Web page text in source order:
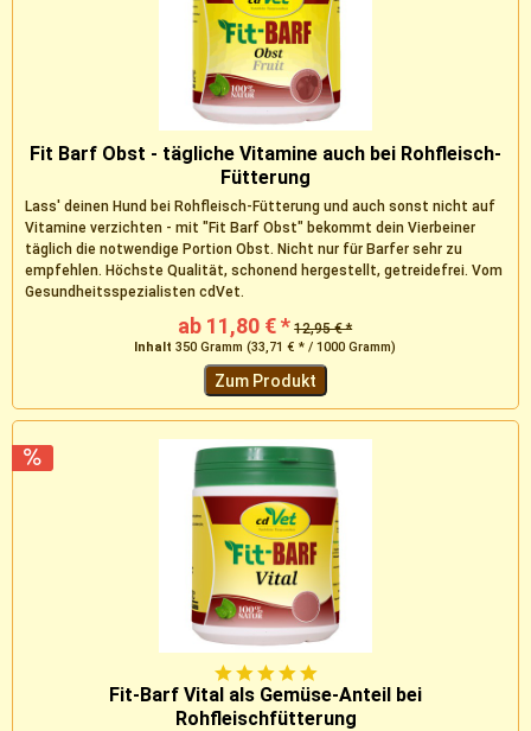
Fit Barf Obst - tägliche Vitamine auch bei Rohfleisch-
Fütterung
Lass' deinen Hund bei Rohfleisch-Fütterung und auch sonst nicht auf
Vitamine verzichten - mit "Fit Barf Obst" bekommt dein Vierbeiner
täglich die notwendige Portion Obst. Nicht nur für Barfer sehr zu
empfehlen. Höchste Qualität, schonend hergestellt, getreidefrei. Vom
Gesundheitsspezialisten cdVet.
ab 11,80 € * 12,95 € *
Inhalt350 Gramm(33,71 € * / 1000 Gramm)
Zum Produkt
Fit-Barf Vital als Gemüse-Anteil bei
Rohfleischfütterung